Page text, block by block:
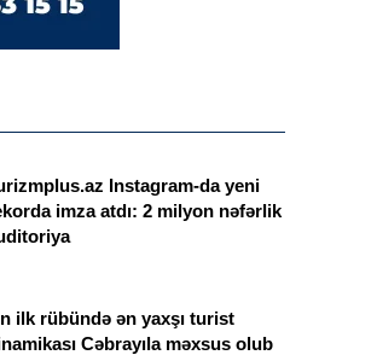
Instagram-da yeni
imza atdı: 2 milyon nəfərlik
ilk rübündə ən yaxşı turist
Cəbrayıla məxsus olub